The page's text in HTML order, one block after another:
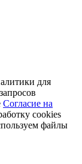
для
Согласие на
cookies
файлы